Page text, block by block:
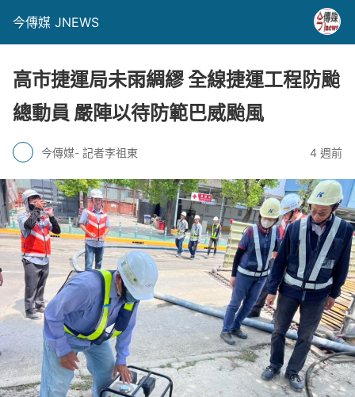
今傳媒 JNEWS
高市捷運局未雨綢繆 全線捷運工程防颱
總動員 嚴陣以待防範巴威颱風
今傳媒- 記者李祖東 4 週前